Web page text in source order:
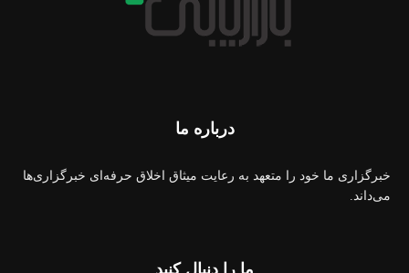
درباره ما
خبرگزاری ما خود را متعهد به رعایت میثاق اخلاق حرفه‌ای خبرگزاری‌ها
می‌داند.
ما را دنبال کنید